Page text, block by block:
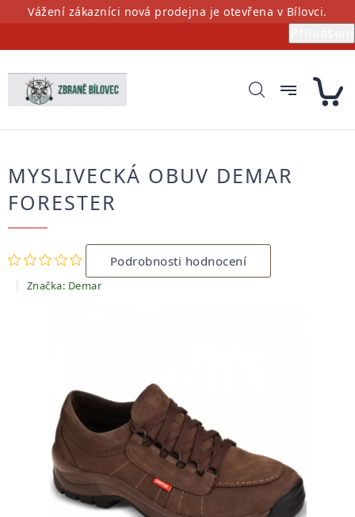
PřejítVážení zákazníci nová prodejna je otevřena v Bílovci.
MYSLIVECKÁ OBUV DEMAR
FORESTER
Průměrné
hodnocení
produktu
je
Podrobnosti hodnocení
Značka: Demar